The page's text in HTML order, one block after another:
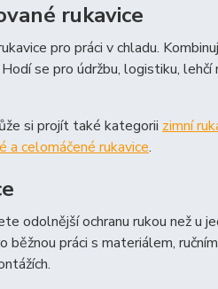
rukavice
pro práci v chladu.
se pro údržbu, logistiku,
si projít také kategorii zimní
a celomáčené rukavice.
odolnější ochranu rukou než u
práci s materiálem,